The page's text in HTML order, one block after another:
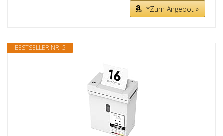
*Zum Angebot »
BESTSELLER NR. 5